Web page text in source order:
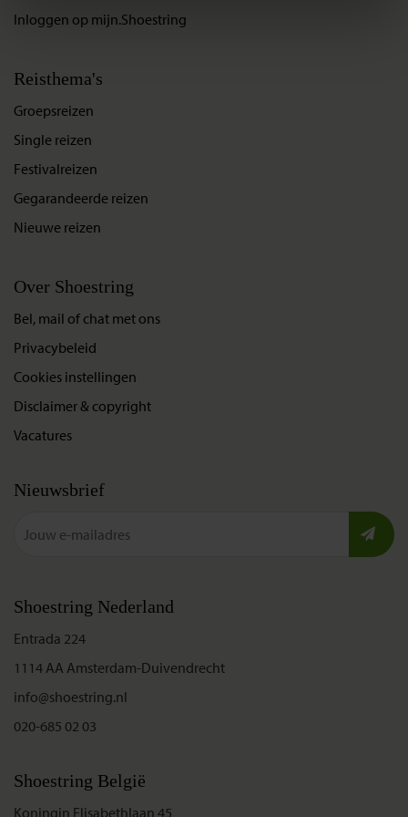
Inclusief: vervoer, lokale Engelstalige gids, entreegeld
Exclusief: maaltijden/snacks, drankjes, fooi
heuvel heb je een geweldig uitzicht over de stad. Van
Excursietijd: 4 uur
Inclusief: transfers, Engelssprekende gids, entreegeld La
Compañia en Panecillo
Inloggen op mijn.Shoestring
Reisthema's
Groepsreizen
Single reizen
Festivalreizen
Gegarandeerde reizen
Nieuwe reizen
Over Shoestring
Bel, mail of chat met ons
Privacybeleid
Cookies instellingen
Disclaimer & copyright
Vacatures
Nieuwsbrief
Shoestring Nederland
Entrada 224
1114 AA Amsterdam-Duivendrecht
info@shoestring.nl
020-685 02 03
Shoestring België
Koningin Elisabethlaan 45